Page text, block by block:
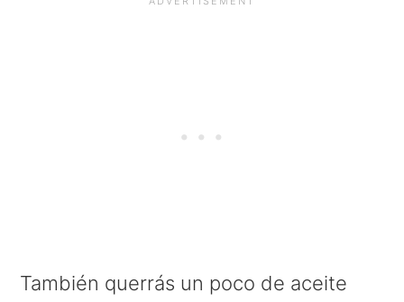
También querrás un poco de aceite